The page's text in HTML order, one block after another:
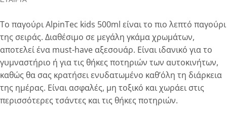
Το παγούρι AlpinTec kids 500ml είναι το πιο λεπτό παγούρι
της σειράς. Διαθέσιμο σε μεγάλη γκάμα χρωμάτων,
αποτελεί ένα must-have αξεσουάρ. Είναι ιδανικό για το
γυμναστήριο ή για τις θήκες ποτηριών των αυτοκινήτων,
καθώς θα σας κρατήσει ενυδατωμένο καθ’όλη τη διάρκεια
της ημέρας. Είναι ασφαλές, μη τοξικό και χωράει στις
περισσότερες τσάντες και τις θήκες ποτηριών.